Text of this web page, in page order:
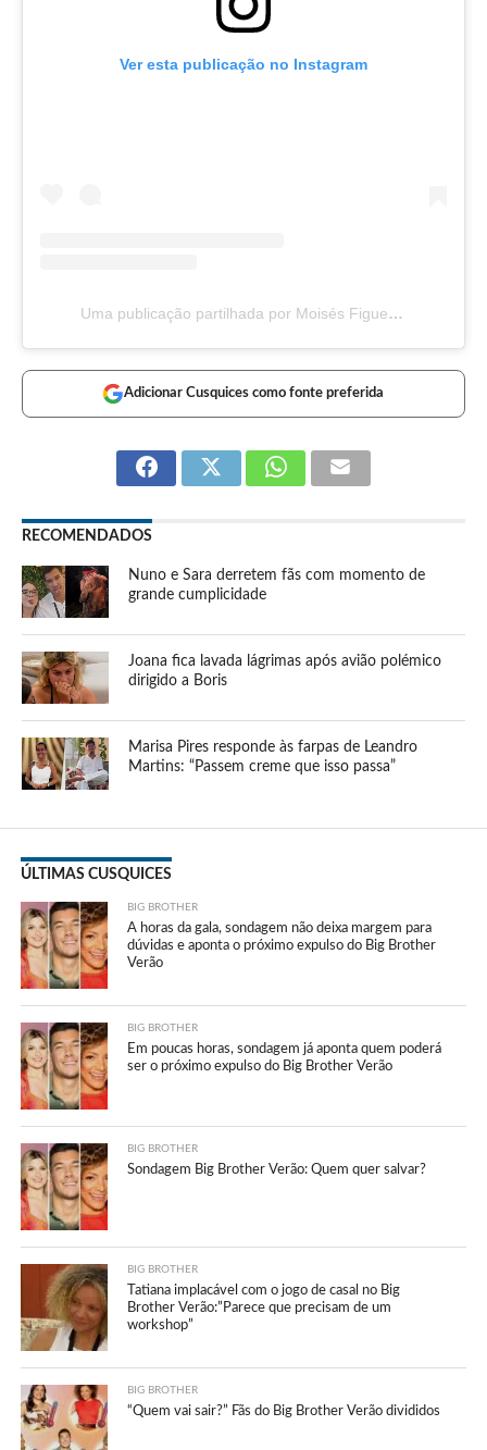
Ver esta publicação no Instagram
Uma publicação partilhada por Moisés Figueira (@moisesfigueira19)
Adicionar Cusquices como fonte preferida
RECOMENDADOS
Nuno e Sara derretem fãs com momento de
grande cumplicidade
Joana fica lavada lágrimas após avião polémico
dirigido a Boris
Marisa Pires responde às farpas de Leandro
Martins: “Passem creme que isso passa”
ÚLTIMAS CUSQUICES
BIG BROTHER
A horas da gala, sondagem não deixa margem para
dúvidas e aponta o próximo expulso do Big Brother
Verão
BIG BROTHER
Em poucas horas, sondagem já aponta quem poderá
ser o próximo expulso do Big Brother Verão
BIG BROTHER
Sondagem Big Brother Verão: Quem quer salvar?
BIG BROTHER
Tatiana implacável com o jogo de casal no Big
Brother Verão:”Parece que precisam de um
workshop”
BIG BROTHER
“Quem vai sair?” Fãs do Big Brother Verão divididos